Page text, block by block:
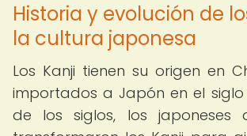
Historia y evolución de
la cultura japonesa
Los Kanji tienen su origen en
importados a Japón en el siglo
de los siglos, los japoneses